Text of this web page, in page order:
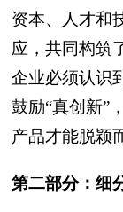
资本、人才和
应，共同构筑
企业必须认识
鼓励“真创新”
产品才能脱颖
第二部分：细